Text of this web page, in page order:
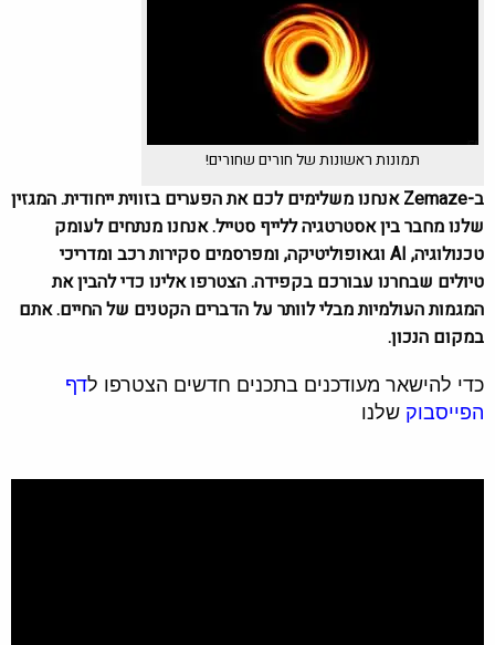
תמונות ראשונות של חורים שחורים!
ב-Zemaze אנחנו משלימים לכם את הפערים בזווית ייחודית. המגזין
שלנו מחבר בין אסטרטגיה ללייף סטייל. אנחנו מנתחים לעומק
טכנולוגיה, AI וגאופוליטיקה, ומפרסמים סקירות רכב ומדריכי
טיולים שבחרנו עבורכם בקפידה. הצטרפו אלינו כדי להבין את
המגמות העולמיות מבלי לוותר על הדברים הקטנים של החיים. אתם
במקום הנכון.
כדי להישאר מעודכנים בתכנים חדשים הצטרפו לדף
הפייסבוק שלנו